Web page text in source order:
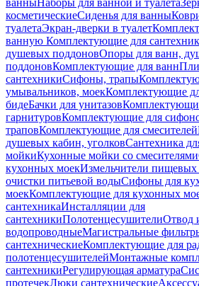
ванныНаборы для ванной и туалета
косметическиеСиденья для ванны
туалетаЭкран-дверки в туалет
ванную Комплектующие для
душевых поддоновОпоры для ванн,
поддоновКомплектующие для ванн
сантехникиСифоны, трапы
умывальников, моекКомплектующие
бидеБачки для унитазов
гарнитуровКомплектующие для
траповКомплектующие для смесителей
душевых кабин, уголковСантехника
мойкиКухонные мойки со смесителями
кухонных моекИзмельчители пищевых
очистки питьевой водыСифоны для
моекКомплектующие для кухонных
сантехникаИнсталляции для
сантехникиПолотенцесушителиОтвод
водопроводныеМагистральные
сантехническиеКомплектующие для
полотенцесушителейМонтажные
сантехникиРегулирующая арматура
протечекЛюки сантехнические